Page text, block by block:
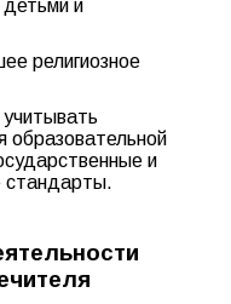
и
религиозное
образовательной
и
стандарты.